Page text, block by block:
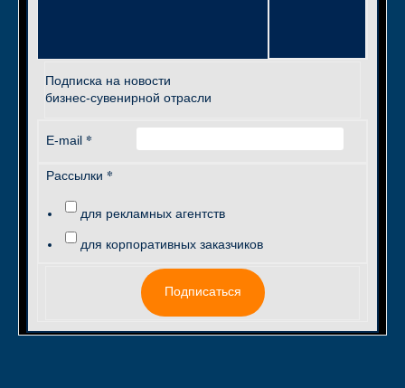
Подписка на новости
бизнес-сувенирной отрасли
E-mail *
Рассылки *
для рекламных агентств
для корпоративных заказчиков
Подписаться